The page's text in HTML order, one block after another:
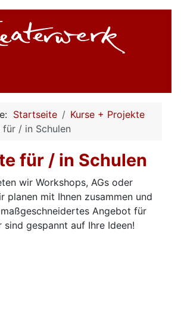
Startseite
Kurse + Projekte
/ in Schulen
für / in Schulen
wir Workshops, AGs oder
planen mit Ihnen zusammen und
Angebot für
sind gespannt auf Ihre Ideen!